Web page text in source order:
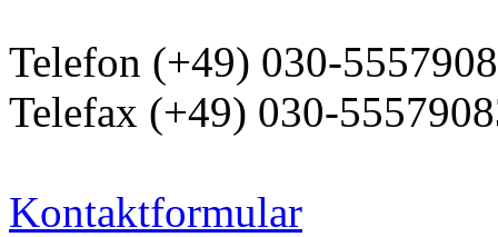
Telefon (+49) 030-
Telefax (+49) 030-
Kontaktformular